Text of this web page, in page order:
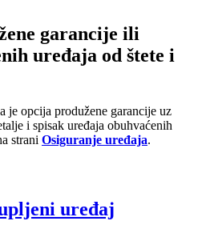
garancije ili
uređaja od štete i
je opcija produžene garancije uz
i spisak uređaja obuhvaćenih
strani Osiguranje uređaja.
uređaj